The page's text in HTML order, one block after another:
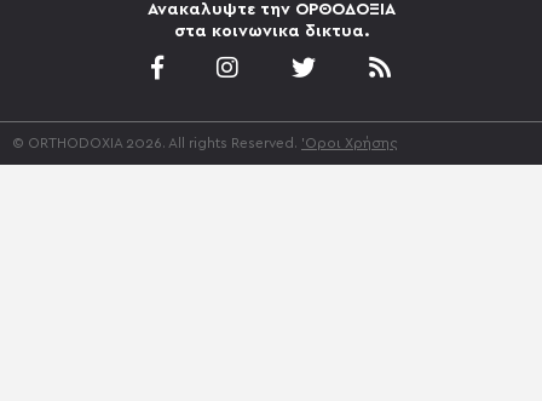
Ανακαλυψτε την ΟΡΘΟΔΟΞΙΑ
στα κοινωνικα δικτυα.
© ORTHODOXIA 2026. All rights Reserved. 'Οροι Χρήσης